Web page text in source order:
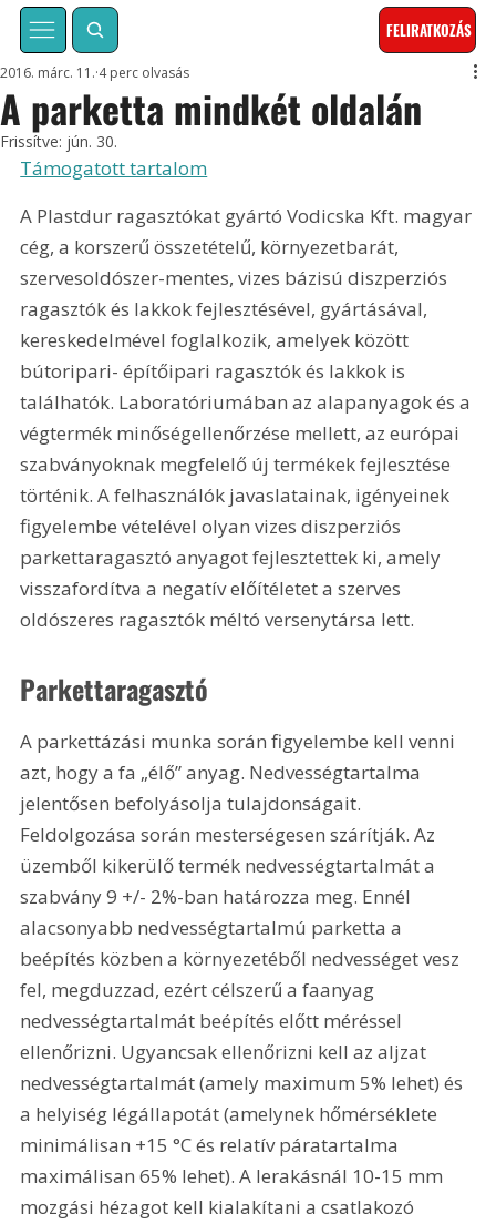
FELIRATKOZÁS
A parketta mindkét oldalán
2016. márc. 11. 4 perc olvasás
Frissítve: jún. 30.
Támogatott tartalom
A Plastdur ragasztókat gyártó Vodicska Kft. magyar
cég, a korszerű összetételű, környezetbarát,
szervesoldószer-mentes, vizes bázisú diszperziós
ragasztók és lakkok fejlesztésével, gyártásával,
kereskedelmével foglalkozik, amelyek között
bútoripari- építőipari ragasztók és lakkok is
találhatók. Laboratóriumában az alapanyagok és a
végtermék minőségellenőrzése mellett, az európai
szabványoknak megfelelő új termékek fejlesztése
történik. A felhasználók javaslatainak, igényeinek
figyelembe vételével olyan vizes diszperziós
parkettaragasztó anyagot fejlesztettek ki, amely
visszafordítva a negatív előítéletet a szerves
oldószeres ragasztók méltó versenytársa lett.
Parkettaragasztó
A parkettázási munka során figyelembe kell venni
azt, hogy a fa „élő” anyag. Nedvességtartalma
jelentősen befolyásolja tulajdonságait.
Feldolgozása során mesterségesen szárítják. Az
üzemből kikerülő termék nedvességtartalmát a
szabvány 9 +/- 2%-ban határozza meg. Ennél
alacsonyabb nedvességtartalmú parketta a
beépítés közben a környezetéből nedvességet vesz
fel, megduzzad, ezért célszerű a faanyag
nedvességtartalmát beépítés előtt méréssel
ellenőrizni. Ugyancsak ellenőrizni kell az aljzat
nedvességtartalmát (amely maximum 5% lehet) és
a helyiség légállapotát (amelynek hőmérséklete
minimálisan +15 °C és relatív páratartalma
maximálisan 65% lehet). A lerakásnál 10-15 mm
mozgási hézagot kell kialakítani a csatlakozó